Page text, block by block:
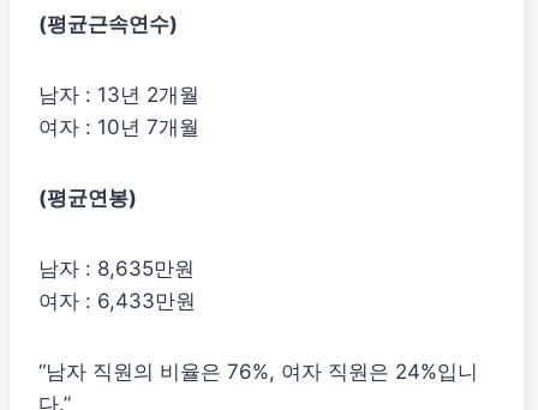
(평균근속연수)
남자 : 13년 2개월
여자 : 10년 7개월
(평균연봉)
남자 : 8,635만원
여자 : 6,433만원
“남자 직원의 비율은 76%, 여자 직원은 24%입니
다.”